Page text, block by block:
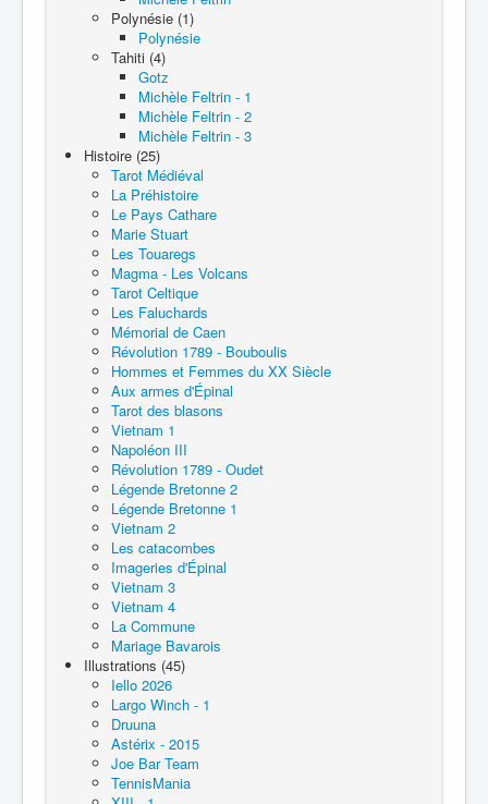
Polynésie (1)
Polynésie
Tahiti (4)
Gotz
Michèle Feltrin - 1
Michèle Feltrin - 2
Michèle Feltrin - 3
Histoire (25)
Tarot Médiéval
La Préhistoire
Le Pays Cathare
Marie Stuart
Les Touaregs
Magma - Les Volcans
Tarot Celtique
Les Faluchards
Mémorial de Caen
Révolution 1789 - Bouboulis
Hommes et Femmes du XX Siècle
Aux armes d'Épinal
Tarot des blasons
Vietnam 1
Napoléon III
Révolution 1789 - Oudet
Légende Bretonne 2
Légende Bretonne 1
Vietnam 2
Les catacombes
Imageries d'Épinal
Vietnam 3
Vietnam 4
La Commune
Mariage Bavarois
Illustrations (45)
Iello 2026
Largo Winch - 1
Druuna
Astérix - 2015
Joe Bar Team
TennisMania